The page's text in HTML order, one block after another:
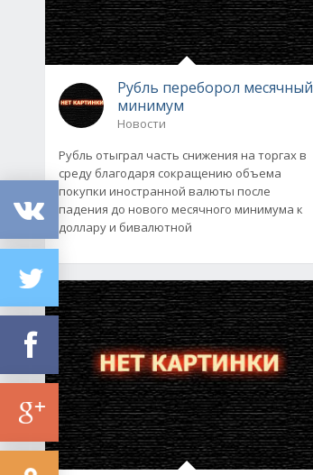
Рубль переборол месячный
минимум
Новости
Рубль отыграл часть снижения на торгах в
среду благодаря сокращению объема
покупки иностранной валюты после
падения до нового месячного минимума к
доллару и бивалютной